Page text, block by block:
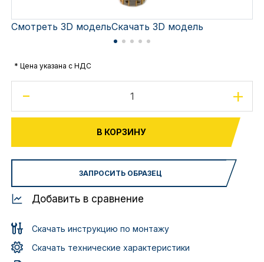
Смотреть 3D модельСкачать 3D модель
* Цена указана с НДС
- +
В КОРЗИНУ
ЗАПРОСИТЬ ОБРАЗЕЦ
Добавить в сравнение
Скачать инструкцию по монтажу
Скачать технические характеристики